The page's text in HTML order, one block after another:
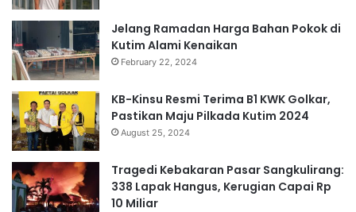
Jelang Ramadan Harga Bahan Pokok di
Kutim Alami Kenaikan
February 22, 2024
KB-Kinsu Resmi Terima B1 KWK Golkar,
Pastikan Maju Pilkada Kutim 2024
August 25, 2024
Tragedi Kebakaran Pasar Sangkulirang:
338 Lapak Hangus, Kerugian Capai Rp
10 Miliar